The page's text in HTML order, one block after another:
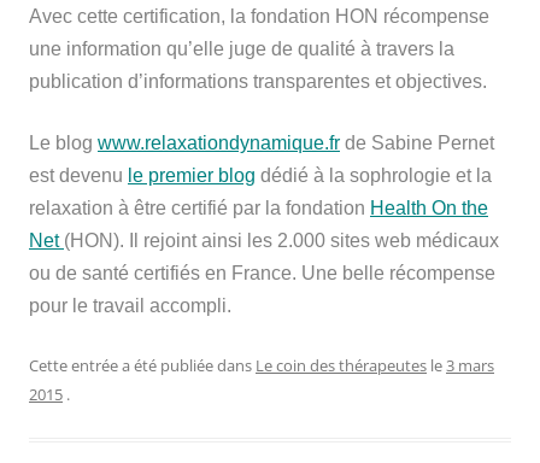
Avec cette certification, la fondation HON récompense
une information qu’elle juge de qualité à travers la
publication d’informations transparentes et objectives.
Le blog www.relaxationdynamique.fr de Sabine Pernet
est devenu le premier blog dédié à la sophrologie et la
relaxation à être certifié par la fondation Health On the
Net (HON). Il rejoint ainsi les 2.000 sites web médicaux
ou de santé certifiés en France. Une belle récompense
pour le travail accompli.
Cette entrée a été publiée dans Le coin des thérapeutes le3 mars
2015 .